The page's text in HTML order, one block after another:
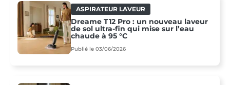
ASPIRATEUR LAVEUR
Dreame T12 Pro : un nouveau laveur
de sol ultra-fin qui mise sur l’eau
chaude à 95 °C
Publié le 03/06/2026